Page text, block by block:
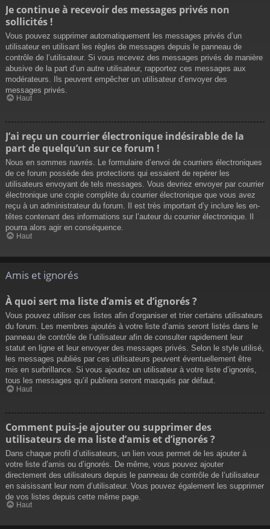
Je continue à recevoir des messages privés non
sollicités !
Vous pouvez supprimer automatiquement les messages privés d’un
utilisateur en utilisant les règles de messages depuis le panneau de
contrôle de l’utilisateur. Si vous recevez des messages privés de manière
abusive de la part d’un autre utilisateur, rapportez ces messages aux
modérateurs. Ils peuvent empêcher un utilisateur d’envoyer des
messages privés.
Haut
J’ai reçu un courrier électronique indésirable de la
part de quelqu’un sur ce forum !
Nous en sommes navrés. Le formulaire d’envoi de courriers électroniques
de ce forum possède des protections qui essaient de repérer les
utilisateurs envoyant de tels messages. Vous devriez envoyer par courrier
électronique une copie complète du courrier électronique que vous avez
reçu à un administrateur du forum. Il est très important d’y inclure les en-
têtes contenant des informations sur l’auteur du courrier électronique. Il
pourra alors agir en conséquence.
Haut
Amis et ignorés
À quoi sert ma liste d’amis et d’ignorés ?
Vous pouvez utiliser ces listes afin d’organiser et trier certains utilisateurs
du forum. Les membres ajoutés à votre liste d’amis seront listés dans le
panneau de contrôle de l’utilisateur afin de consulter rapidement leur
statut en ligne et leur envoyer des messages privés. Selon le style utilisé,
les messages publiés par ces utilisateurs peuvent éventuellement être
mis en surbrillance. Si vous ajoutez un utilisateur à votre liste d’ignorés,
tous les messages qu’il publiera seront masqués par défaut.
Haut
Comment puis-je ajouter ou supprimer des
utilisateurs de ma liste d’amis et d’ignorés ?
Dans chaque profil d’utilisateurs, un lien vous permet de les ajouter à
votre liste d’amis ou d’ignorés. De même, vous pouvez ajouter
directement des utilisateurs depuis le panneau de contrôle de l’utilisateur
en saisissant leur nom d’utilisateur. Vous pouvez également les supprimer
de vos listes depuis cette même page.
Haut